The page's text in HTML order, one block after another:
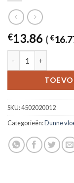
€13.86 ( €
SKU:4502020012
Categorieën:Dunne